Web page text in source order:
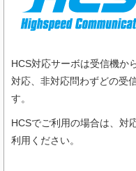
HCS対応サーボは受信機か
対応、非対応問わずどの受
す。
HCSでご利用の場合は、対
利用ください。